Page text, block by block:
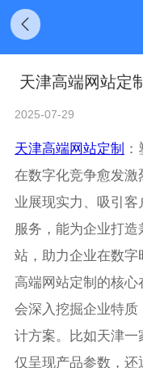
天津高端网站定
2025-07-29
天津高端网站定制
在数字化竞争愈发
业展现实力、吸引客
服务，能为企业打
站，助力企业在数字
高端网站定制的核心
会深入挖掘企业特
计方案。比如天津
仅呈现产品参数，还